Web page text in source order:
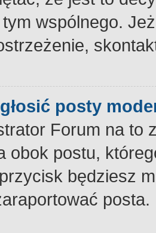
wspólnego.
posty
Forum na to
obok postu,
będziesz
posta.